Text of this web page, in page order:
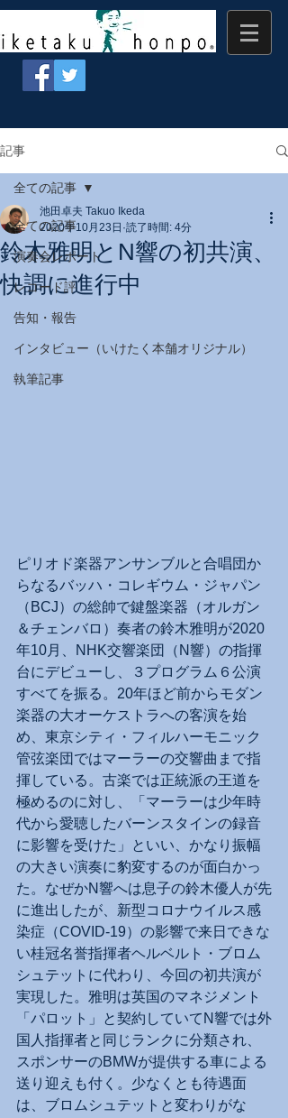
記事
全ての記事
演奏会レポート
レコード評
告知・報告
インタビュー（いけたく本舗オリジナル）
執筆記事
全ての記事
鈴木雅明とN響の初共演、
快調に進行中
池田卓夫 Takuo Ikeda
2020年10月23日 読了時間: 4分
ピリオド楽器アンサンブルと合唱団か
らなるバッハ・コレギウム・ジャパン
（BCJ）の総帥で鍵盤楽器（オルガン
＆チェンバロ）奏者の鈴木雅明が2020
年10月、NHK交響楽団（N響）の指揮
台にデビューし、３プログラム６公演
すべてを振る。20年ほど前からモダン
楽器の大オーケストラへの客演を始
め、東京シティ・フィルハーモニック
管弦楽団ではマーラーの交響曲まで指
揮している。古楽では正統派の王道を
極めるのに対し、「マーラーは少年時
代から愛聴したバーンスタインの録音
に影響を受けた」といい、かなり振幅
の大きい演奏に豹変するのが面白かっ
た。なぜかN響へは息子の鈴木優人が先
に進出したが、新型コロナウイルス感
染症（COVID-19）の影響で来日できな
い桂冠名誉指揮者ヘルベルト・ブロム
シュテットに代わり、今回の初共演が
実現した。雅明は英国のマネジメント
「パロット」と契約していてN響では外
国人指揮者と同じランクに分類され、
スポンサーのBMWが提供する車による
送り迎えも付く。少なくとも待遇面
は、ブロムシュテットと変わりがな